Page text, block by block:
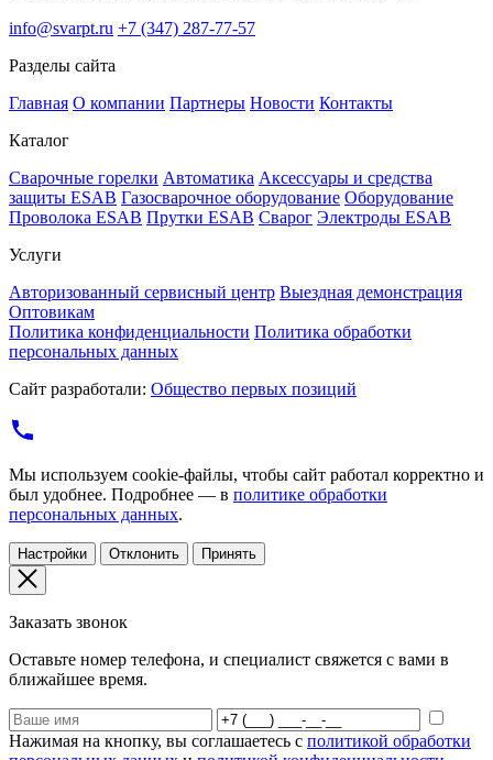
info@svarpt.ru +7 (347) 287-77-57
Разделы сайта
Главная О компании Партнеры Новости Контакты
Каталог
Cварочные горелки Автоматика Аксессуары и средства
защиты ESAB Газосварочное оборудование Оборудование
Проволока ESAB Прутки ESAB Сварог Электроды ESAB
Услуги
Авторизованный сервисный центр Выездная демонстрация
Оптовикам
Политика конфиденциальности Политика обработки
персональных данных
Сайт разработали: Общество первых позиций
Мы используем cookie-файлы, чтобы сайт работал корректно и
был удобнее. Подробнее — в политике обработки
персональных данных.
Настройки Отклонить Принять
Заказать звонок
Оставьте номер телефона, и специалист свяжется с вами в
ближайшее время.
Нажимая на кнопку, вы соглашаетесь с политикой обработки